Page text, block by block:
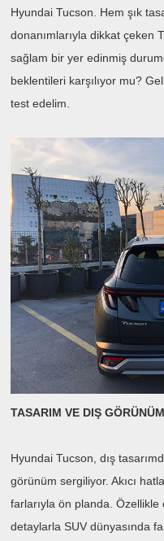
Hyundai Tucson. Hem şık
donanımlarıyla dikkat çeken
sağlam bir yer edinmiş
beklentileri karşılıyor mu?
test edelim.
TASARIM VE DIŞ GÖRÜNÜM
Hyundai Tucson, dış
görünüm sergiliyor. Akıcı
farlarıyla ön planda. Özellikle
detaylarla SUV dünyasında